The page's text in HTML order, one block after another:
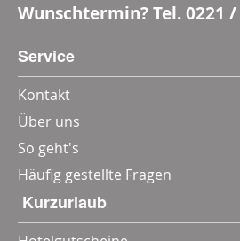
Wunschtermin? Tel.0221 /
Service
Kontakt
Über uns
So geht's
Häufig gestellte Fragen
‎ Kurzurlaub